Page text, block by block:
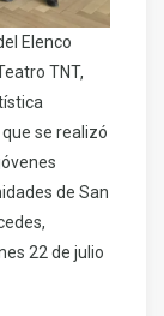
Elenco
TNT,
se realizó
de San
22 de julio